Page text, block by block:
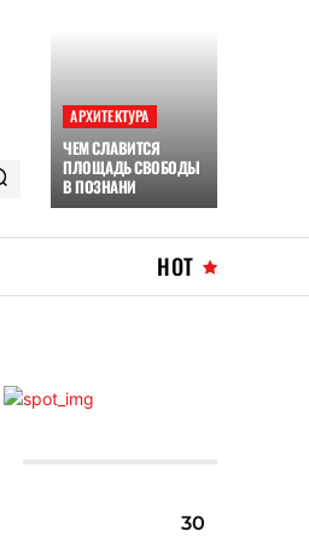
АРХИТЕКТУРА
ЧЕМ СЛАВИТСЯ
ПЛОЩАДЬ СВОБОДЫ
В ПОЗНАНИ
HOT
30